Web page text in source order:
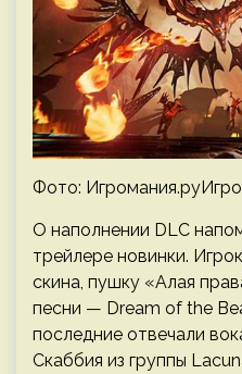
Фото:
О наполнении DLC
трейлере новинки.
скина, пушку «Алая
песни — Dream of the
последние отвечали
Скаббия из группы